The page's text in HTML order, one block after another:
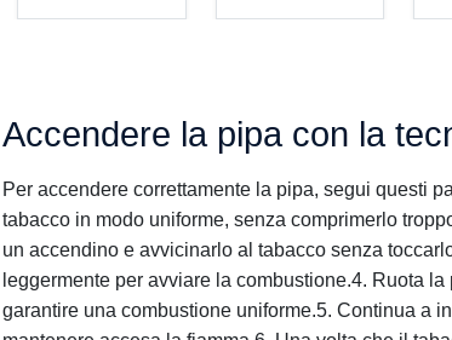
Accendere la pipa con la
Per accendere correttamente la pipa, segui questi
tabacco in modo uniforme, senza comprimerlo
un accendino e avvicinarlo al tabacco senza
leggermente per avviare la combustione.4. Ruota
garantire una combustione uniforme.5. Continua a